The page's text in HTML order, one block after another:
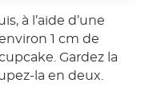
à l’aide d’une
1 cm de
Gardez la
la en deux.